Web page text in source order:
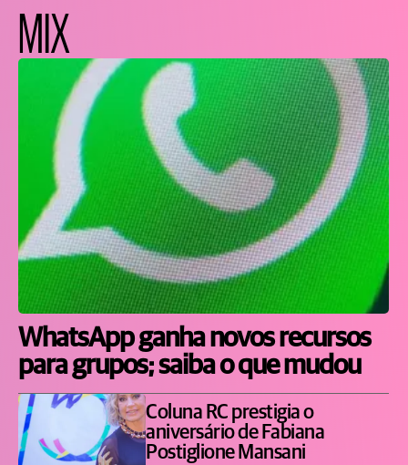
MIX
WhatsApp ganha novos recursos
para grupos; saiba o que mudou
Coluna RC prestigia o
aniversário de Fabiana
Postiglione Mansani